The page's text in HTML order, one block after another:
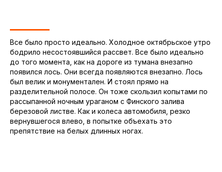
Все было просто идеально. Холодное октябрьское утро
бодрило несостоявшийся рассвет. Все было идеально
до того момента, как на дороге из тумана внезапно
появился лось. Они всегда появляются внезапно. Лось
был велик и монументален. И стоял прямо на
разделительной полосе. Он тоже скользил копытами по
рассыпанной ночным ураганом с Финского залива
березовой листве. Как и колеса автомобиля, резко
вернувшегося влево, в попытке объехать это
препятствие на белых длинных ногах.